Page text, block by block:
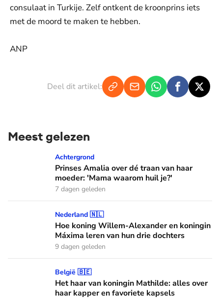
consulaat in Turkije. Zelf ontkent de kroonprins iets
met de moord te maken te hebben.
ANP
Deel dit artikel:
Meest gelezen
Prinses Amalia over dé traan van haar moeder: 'Mama
Achtergrond
Prinses Amalia over dé traan van haar
moeder: 'Mama waarom huil je?'
7 dagen geleden
Hoe koning Willem-Alexander en koningin Máxima leren
Nederland 🇳🇱
Hoe koning Willem-Alexander en koningin
Máxima leren van hun drie dochters
9 dagen geleden
Het haar van koningin Mathilde: alles over haar kapper en
België 🇧🇪
Het haar van koningin Mathilde: alles over
haar kapper en favoriete kapsels